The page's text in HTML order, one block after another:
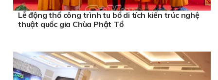
Lễ động thổ công trình tu bổ di tích kiến trúc nghệ
thuật quốc gia Chùa Phật Tổ